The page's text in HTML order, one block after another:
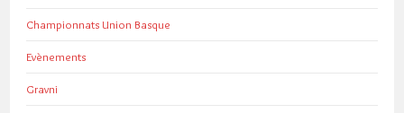
Championnats Union Basque
Evènements
Gravni